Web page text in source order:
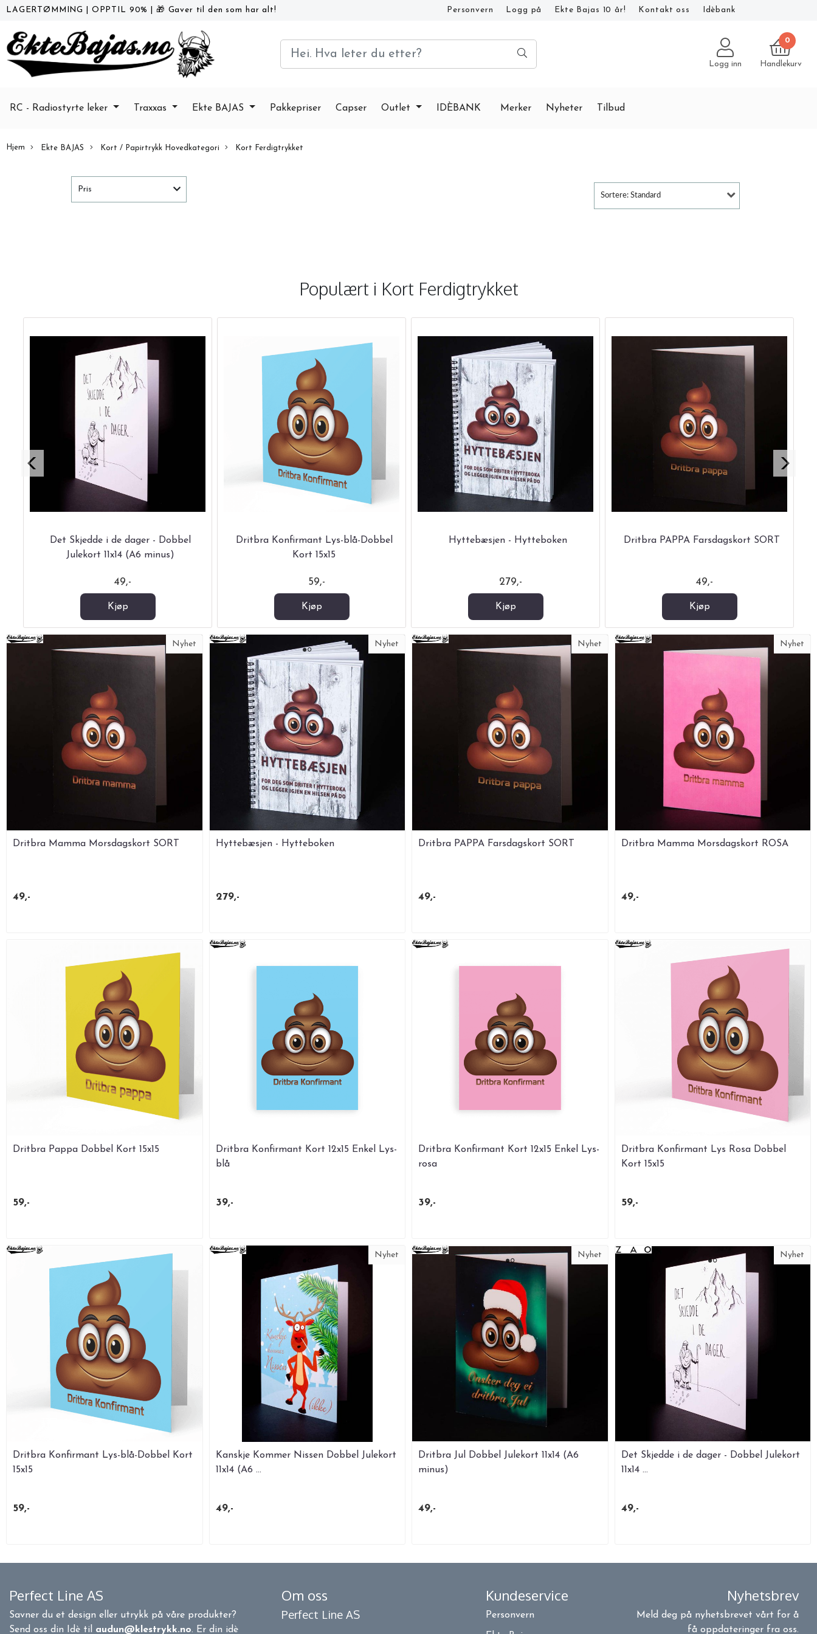
LAGERTØMMING OPPTIL 90% 🎁 Gaver til den som har alt! Personvern Logg på Ekte Bajas 10 år! Kontakt oss
Idèbank
Logg inn
0
Handlekurv
RC - Radiostyrte leker Traxxas Ekte BAJAS Pakkepriser Capser Outlet IDÈBANK Merker Nyheter Tilbud
Hjem Ekte BAJAS Kort / Papirtrykk Hovedkategori Kort Ferdigtrykket
Pris
Sortere: Standard
Populært i Kort Ferdigtrykket
Det Skjedde i de dager - Dobbel
Julekort 11x14 (A6 minus)
49,-
Kjøp
Dritbra Konfirmant Lys-blå-Dobbel
Kort 15x15
59,-
Kjøp
Hyttebæsjen - Hytteboken
279,-
Kjøp
Dritbra PAPPA Farsdagskort SORT
49,-
Kjøp
Nyhet
Dritbra Mamma Morsdagskort SORT
49,-
Nyhet
Hyttebæsjen - Hytteboken
279,-
Nyhet
Dritbra PAPPA Farsdagskort SORT
49,-
Nyhet
Dritbra Mamma Morsdagskort ROSA
49,-
Dritbra Pappa Dobbel Kort 15x15
59,-
Dritbra Konfirmant Kort 12x15 Enkel Lys-
blå
39,-
Dritbra Konfirmant Kort 12x15 Enkel Lys-
rosa
39,-
Dritbra Konfirmant Lys Rosa Dobbel
Kort 15x15
59,-
Dritbra Konfirmant Lys-blå-Dobbel Kort
15x15
59,-
Nyhet
Kanskje Kommer Nissen Dobbel Julekort
11x14 (A6 ...
49,-
Nyhet
Dritbra Jul Dobbel Julekort 11x14 (A6
minus)
49,-
Nyhet
Det Skjedde i de dager - Dobbel Julekort
11x14 ...
49,-
Perfect Line AS
Savner du et design eller utrykk på våre produkter?
Send oss din Idè til audun@klestrykk.no. Er din idè
Om oss
Perfect Line AS
Kundeservice
Personvern
Nyhetsbrev
Meld deg på nyhetsbrevet vårt for å
få oppdateringer fra oss.